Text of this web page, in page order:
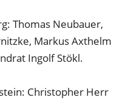
Thomas Neubauer,
Markus Axthelm
Ingolf Stökl.
Christopher Herr